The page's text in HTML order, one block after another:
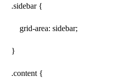
.sidebar {
grid-area: sidebar;
}
.content {